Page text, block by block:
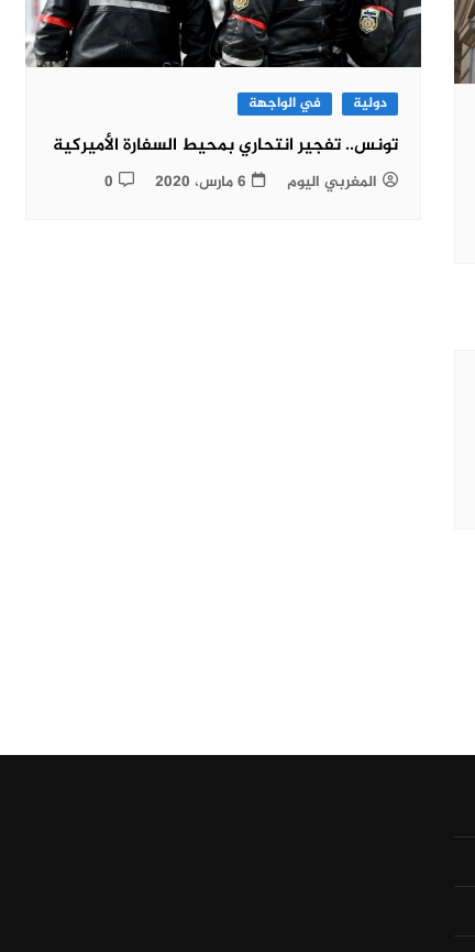
دولية في الواجهة
تونس.. تفجير انتحاري بمحيط السفارة الأميركية
المغربي اليوم 6 مارس، 2020 0